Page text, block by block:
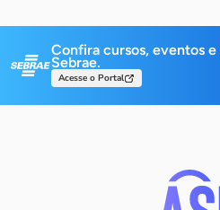
Confira cursos, eventos
Sebrae.
Acesse o Portal